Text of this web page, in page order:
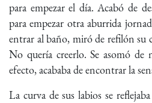
para empezar el día. Acabó de
para empezar otra aburrida
entrar al baño, miró de refilón su
No quería creerlo. Se asomó de
efecto, acababa de encontrar la
La curva de sus labios se